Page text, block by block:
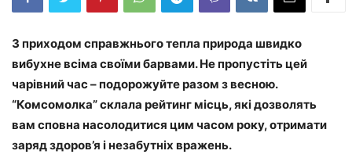
З приходом справжнього тепла природа швидко
вибухне всіма своїми барвами. Не пропустіть цей
чарівний час – подорожуйте разом з весною.
“Комсомолка” склала рейтинг місць, які дозволять
вам сповна насолодитися цим часом року, отримати
заряд здоров’я і незабутніх вражень.